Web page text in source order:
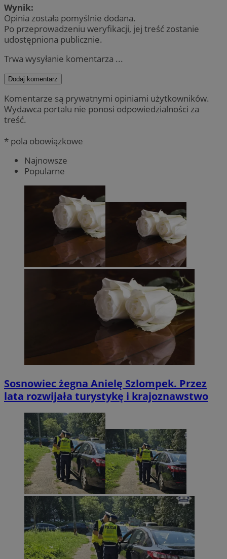
Wynik:
Opinia została pomyślnie dodana.
Po przeprowadzeniu weryfikacji, jej treść zostanie
udostępniona publicznie.
Trwa wysyłanie komentarza ...
Dodaj komentarz
Komentarze są prywatnymi opiniami użytkowników.
Wydawca portalu nie ponosi odpowiedzialności za
treść.
* pola obowiązkowe
Najnowsze
Popularne
Sosnowiec żegna Anielę Szlompek. Przez
lata rozwijała turystykę i krajoznawstwo